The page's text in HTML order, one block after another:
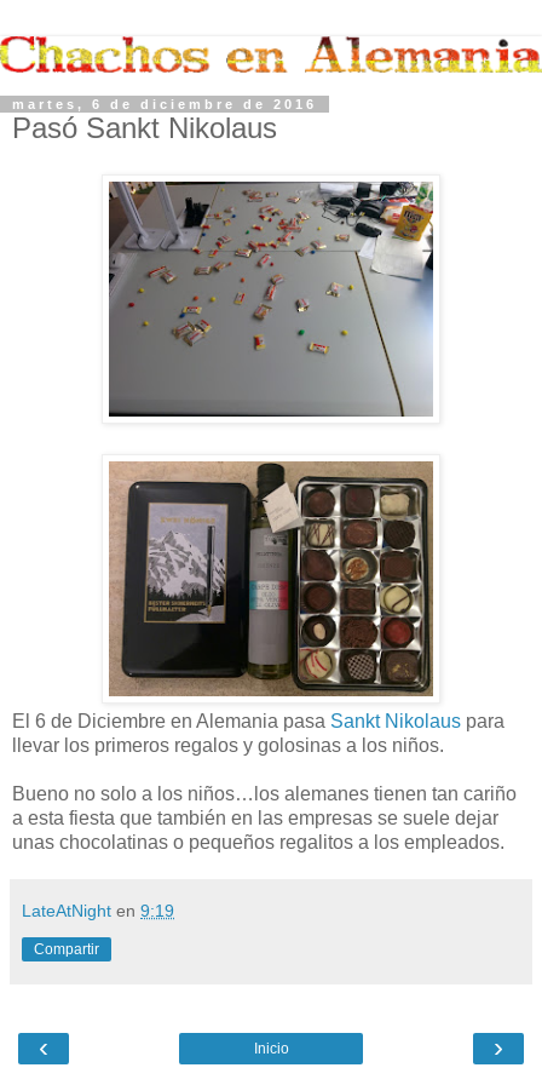
martes, 6 de diciembre de 2016
Pasó Sankt Nikolaus
El 6 de Diciembre en Alemania pasa Sankt Nikolaus para
llevar los primeros regalos y golosinas a los niños.
Bueno no solo a los niños…los alemanes tienen tan cariño
a esta fiesta que también en las empresas se suele dejar
unas chocolatinas o pequeños regalitos a los empleados.
LateAtNight en 9:19
Compartir
‹ ›
Inicio